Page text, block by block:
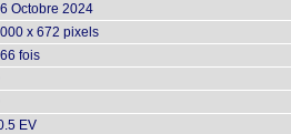
Octobre 2024
x 672 pixels
fois
EV